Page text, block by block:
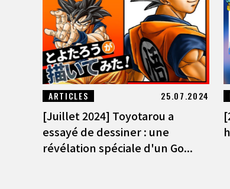
ARTICLES 25.07.2024
[Juillet 2024] Toyotarou a
essayé de dessiner : une
révélation spéciale d'un Go...